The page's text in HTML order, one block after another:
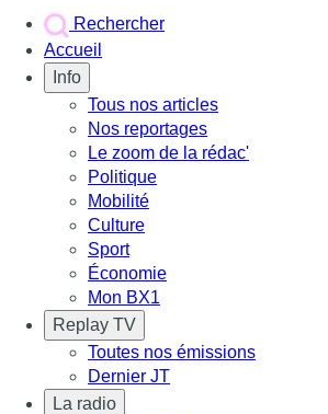
Rechercher
Accueil
Info
Tous nos articles
Nos reportages
Le zoom de la rédac'
Politique
Mobilité
Culture
Sport
Économie
Mon BX1
Replay TV
Toutes nos émissions
Dernier JT
La radio